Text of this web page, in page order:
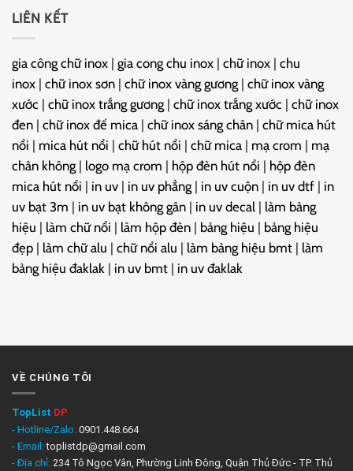
LIÊN KẾT
gia công chữ inox | gia cong chu inox | chữ inox | chu
inox | chữ inox sơn | chữ inox vàng gương | chữ inox vàng
xước | chữ inox trắng gương | chữ inox trắng xước | chữ inox
đen | chữ inox đế mica | chữ inox sáng chân | chữ mica hút
nổi | mica hút nổi | chữ hút nổi | chữ mica | mạ crom | mạ
chân không | logo mạ crom | hộp đèn hút nổi | hộp đèn
mica hút nổi | in uv | in uv phẳng | in uv cuộn | in uv dtf | in
uv bạt 3m | in uv bạt không gân | in uv decal | làm bảng
hiệu | làm chữ nổi | làm hộp đèn | bảng hiệu | bảng hiệu
đẹp | làm chữ alu | chữ nổi alu | làm bảng hiệu bmt | làm
bảng hiệu đaklak | in uv bmt | in uv đaklak
VỀ CHÚNG TÔI
TopList DP
- Hotline/Zalo: 0901.448.664
- Email:toplistdp@gmail.com
- Địa chỉ: 234 Tô Ngọc Vân, Phường Linh Đông, Quận Thủ Đức - TP. Thủ